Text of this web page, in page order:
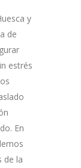
y
de
estrés
En
de la